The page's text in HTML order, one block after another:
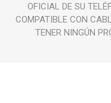
OFICIAL DE SU
COMPATIBLE CON
TENER NINGÚN